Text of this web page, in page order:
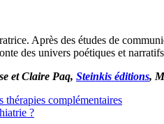
Après des études de
des univers poétiques et
et Claire Paq, Steinkis éditions,
thérapies complémentaires
?